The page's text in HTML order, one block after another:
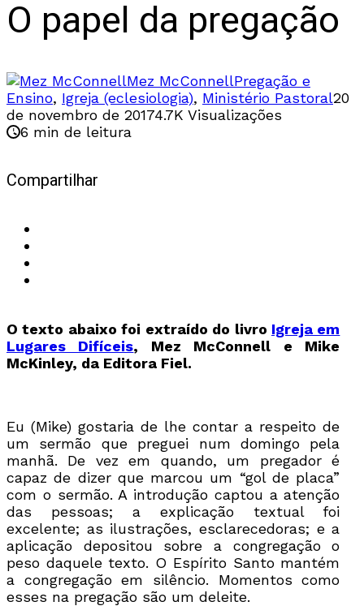
O papel da pregação
Mez McConnellPregação e
Ensino, Igreja (eclesiologia), Ministério Pastoral20
de novembro de 20174.7K Visualizações
6 min de leitura
Compartilhar
O texto abaixo foi extraído do livro Igreja em
Lugares Difíceis, Mez McConnell e Mike
McKinley, da Editora Fiel.
Eu (Mike) gostaria de lhe contar a respeito de
um sermão que preguei num domingo pela
manhã. De vez em quando, um pregador é
capaz de dizer que marcou um “gol de placa”
com o sermão. A introdução captou a atenção
das pessoas; a explicação textual foi
excelente; as ilustrações, esclarecedoras; e a
aplicação depositou sobre a congregação o
peso daquele texto. O Espírito Santo mantém
a congregação em silêncio. Momentos como
esses na pregação são um deleite.